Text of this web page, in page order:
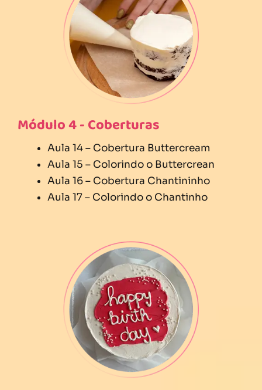
Módulo 4 - Coberturas
Aula 14 – Cobertura Buttercream
Aula 15 – Colorindo o Buttercrean
Aula 16 – Cobertura Chantininho
Aula 17 – Colorindo o Chantinho